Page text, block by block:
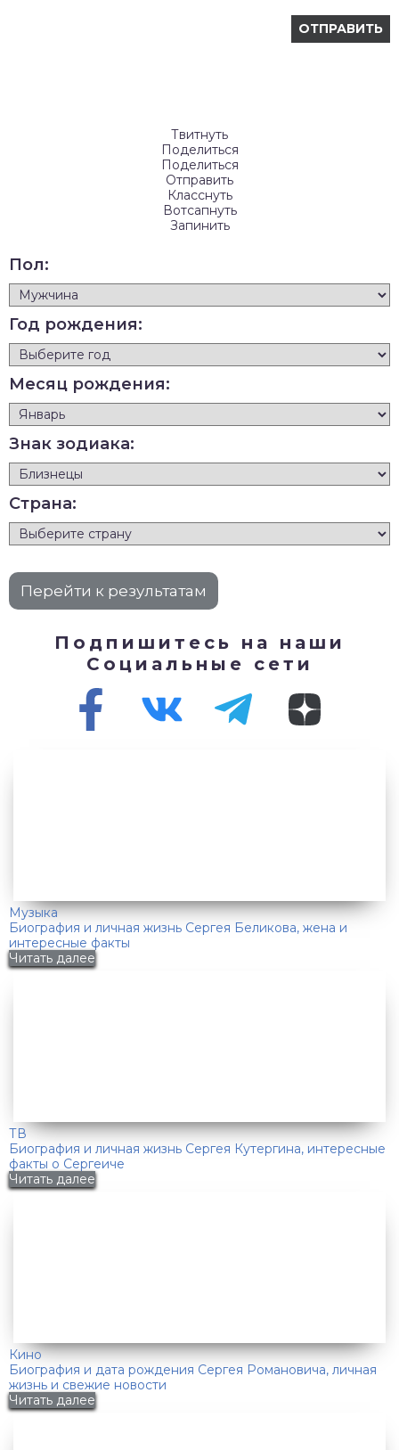
Твитнуть
Поделиться
Поделиться
Отправить
Класснуть
Вотсапнуть
Запинить
Пол:
Год рождения:
Месяц рождения:
Знак зодиака:
Страна:
Подпишитесь на наши
Социальные сети
Музыка
Биография и личная жизнь Сергея Беликова, жена и
интересные факты
Читать далее
ТВ
Биография и личная жизнь Сергея Кутергина, интересные
факты о Сергеиче
Читать далее
Кино
Биография и дата рождения Сергея Романовича, личная
жизнь и свежие новости
Читать далее